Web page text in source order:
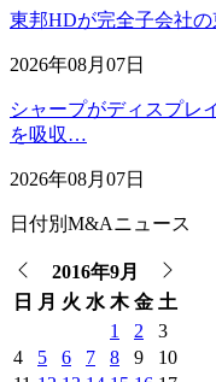
東邦HDが完全子会社
2026年08月07日
シャープがディスプレ
を吸収…
2026年08月07日
日付別M&Aニュース
2016年9月
日 月 火 水 木 金 土
1
2
3
4
5 6 7 8 9
10